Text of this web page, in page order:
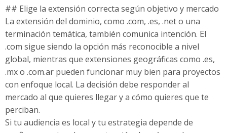
## Elige la extensión correcta según objetivo y mercado
La extensión del dominio, como .com, .es, .net o una
terminación temática, también comunica intención. El
.com sigue siendo la opción más reconocible a nivel
global, mientras que extensiones geográficas como .es,
.mx o .com.ar pueden funcionar muy bien para proyectos
con enfoque local. La decisión debe responder al
mercado al que quieres llegar y a cómo quieres que te
perciban.
Si tu audiencia es local y tu estrategia depende de